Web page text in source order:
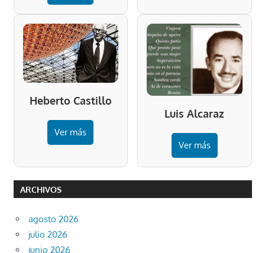
Heberto Castillo
Ver más
Luis Alcaraz
Ver más
ARCHIVOS
agosto 2026
julio 2026
junio 2026